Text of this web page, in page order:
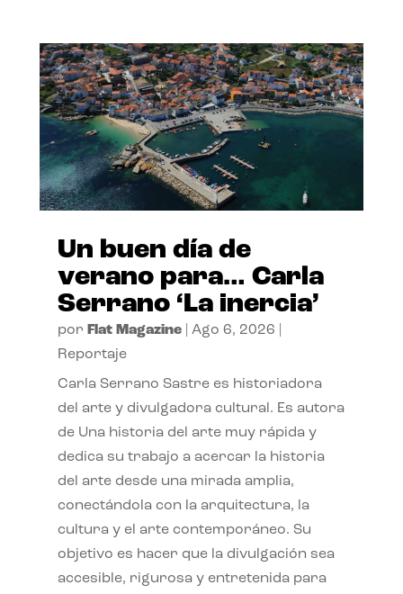
Un buen día de
verano para… Carla
Serrano ‘La inercia’
por Flat Magazine| Ago 6, 2026
Reportaje
Carla Serrano Sastre es historiadora
del arte y divulgadora cultural. Es autora
de Una historia del arte muy rápida y
dedica su trabajo a acercar la historia
del arte desde una mirada amplia,
conectándola con la arquitectura, la
cultura y el arte contemporáneo. Su
objetivo es hacer que la divulgación sea
accesible, rigurosa y entretenida para